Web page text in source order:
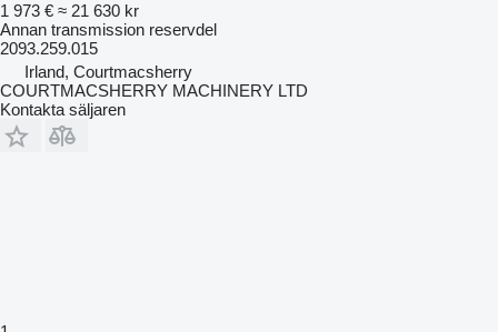
1 973 € ≈ 21 630 kr
Annan transmission reservdel
2093.259.015
Irland, Courtmacsherry
COURTMACSHERRY MACHINERY LTD
Kontakta säljaren